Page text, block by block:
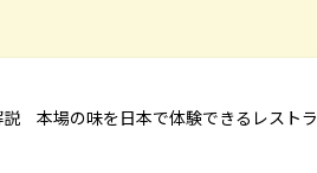
本場の味を日本で体験できるレストラ